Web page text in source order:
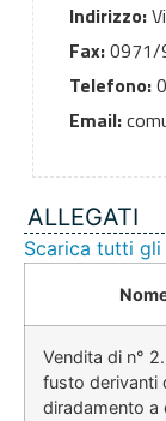
Indirizzo:
Fax:0971/
Telefono:
Email:
ALLEGATI
Scarica tutti gli
Vendita di n°
fusto derivanti
diradamento a